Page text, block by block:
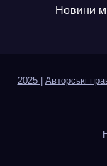
Новини
2025
Авторські